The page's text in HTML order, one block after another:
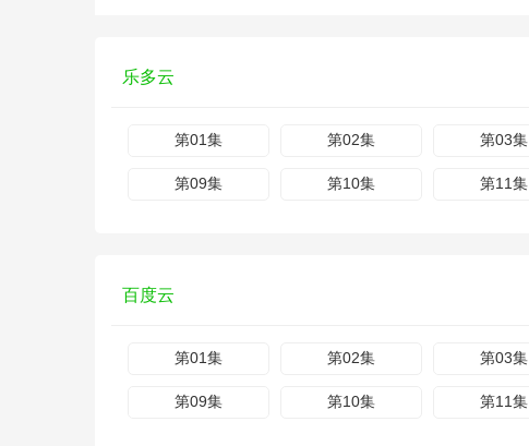
乐多云
第01集 第02集 第03集
第09集 第10集 第11集
百度云
第01集 第02集 第03集
第09集 第10集 第11集